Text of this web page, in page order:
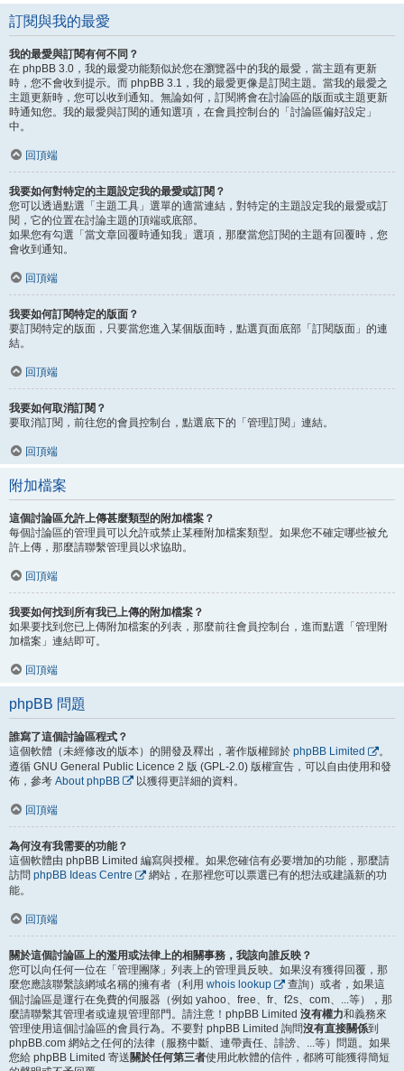
訂閱與我的最愛
我的最愛與訂閱有何不同？
在 phpBB 3.0，我的最愛功能類似於您在瀏覽器中的我的最愛，當主題有更新
時，您不會收到提示。而 phpBB 3.1，我的最愛更像是訂閱主題。當我的最愛之
主題更新時，您可以收到通知。無論如何，訂閱將會在討論區的版面或主題更新
時通知您。我的最愛與訂閱的通知選項，在會員控制台的「討論區偏好設定」
中。
回頂端
我要如何對特定的主題設定我的最愛或訂閱？
您可以透過點選「主題工具」選單的適當連結，對特定的主題設定我的最愛或訂
閱，它的位置在討論主題的頂端或底部。
如果您有勾選「當文章回覆時通知我」選項，那麼當您訂閱的主題有回覆時，您
會收到通知。
回頂端
我要如何訂閱特定的版面？
要訂閱特定的版面，只要當您進入某個版面時，點選頁面底部「訂閱版面」的連
結。
回頂端
我要如何取消訂閱？
要取消訂閱，前往您的會員控制台，點選底下的「管理訂閱」連結。
回頂端
附加檔案
這個討論區允許上傳甚麼類型的附加檔案？
每個討論區的管理員可以允許或禁止某種附加檔案類型。如果您不確定哪些被允
許上傳，那麼請聯繫管理員以求協助。
回頂端
我要如何找到所有我已上傳的附加檔案？
如果要找到您已上傳附加檔案的列表，那麼前往會員控制台，進而點選「管理附
加檔案」連結即可。
回頂端
phpBB 問題
誰寫了這個討論區程式？
這個軟體（未經修改的版本）的開發及釋出，著作版權歸於 phpBB Limited
。
遵循 GNU General Public Licence 2 版 (GPL-2.0) 版權宣告，可以自由使用和發
佈，參考 About phpBB 以獲得更詳細的資料。
回頂端
為何沒有我需要的功能？
這個軟體由 phpBB Limited 編寫與授權。如果您確信有必要增加的功能，那麼請
訪問 phpBB Ideas Centre
網站，在那裡您可以票選已有的想法或建議新的功
能。
回頂端
關於這個討論區上的濫用或法律上的相關事務，我該向誰反映？
您可以向任何一位在「管理團隊」列表上的管理員反映。如果沒有獲得回覆，那
麼您應該聯繫該網域名稱的擁有者（利用 whois lookup
查詢）或者，如果這
個討論區是運行在免費的伺服器（例如 yahoo、free、fr、f2s、com、...等），那
麼請聯繫其管理者或違規管理部門。請注意！phpBB Limited 沒有權力和義務來
管理使用這個討論區的會員行為。不要對 phpBB Limited 詢問沒有直接關係到
phpBB.com 網站之任何的法律（服務中斷、連帶責任、誹謗、...等）問題。如果
您給 phpBB Limited 寄送關於任何第三者使用此軟體的信件，都將可能獲得簡短